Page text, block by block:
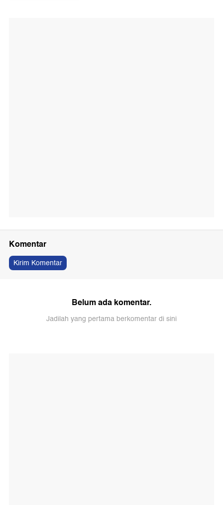
Komentar
Kirim Komentar
Belum ada komentar.
Jadilah yang pertama berkomentar di sini